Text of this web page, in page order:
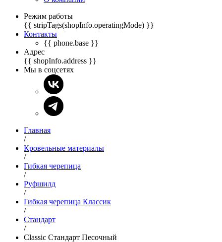
Режим работы
{{ stripTags(shopInfo.operatingMode) }}
Контакты
{{ phone.base }}
Адрес
{{ shopInfo.address }}
Мы в соцсетях
Главная
/
Кровельные материалы
/
Гибкая черепица
/
Руфшилд
/
Гибкая черепица Классик
/
Стандарт
/
Classic Стандарт Песочный